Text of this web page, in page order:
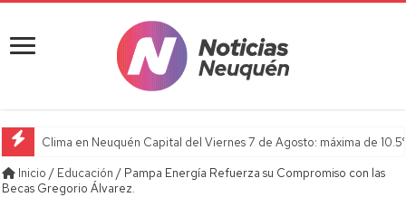
Clima en Neuquén Capital del Viernes 7 de Agosto: máxima de
Inicio / Educación / Pampa Energía Refuerza su Compromiso con las
Becas Gregorio Álvarez.